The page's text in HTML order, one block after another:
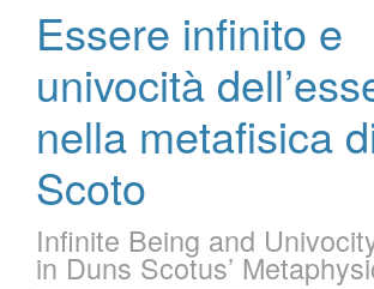
Essere infinito e
univocità
nella metafisica
Scoto
Infinite Being and
in Duns Scotus’